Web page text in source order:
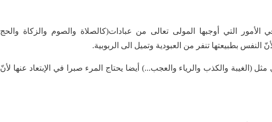
الأمور التي أوجبها المولى تعالى من عبادات(كالصلاة والصوم والزكاة والحج
النفس بطبيعتها تنفر من العبودية وتميل الى الربوبية.
(الغيبة والكذب والرياء والعجب...) أيضا يحتاج المرء صبرا في الإبتعاد عنها لأنّ